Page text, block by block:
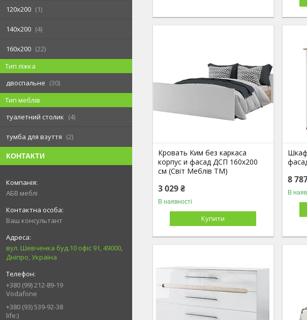
120х200
1
140х200 4
160х200
22
Тип ліжка
двоспальне
30
Тип меблів
туалетний столик
4
тумба для взуття 2
КОНТАКТИ
АБВ меблі
Ваш консультант
вул. Шевченка буд.10 офіс 91, 49000,
Дніпро, Україна
+380 (99) 212-89-19
Vodafone
+380 (93) 539-92-38
life:)
Кровать Ким без каркаса
корпус и фасад ДСП 160х200
см (Світ Меблів TM)
3 029 ₴
В наявності
Купити
Шкаф
8
В